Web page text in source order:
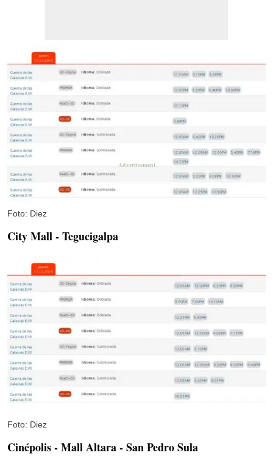
Foto: Diez
City Mall - Tegucigalpa
Foto: Diez
Cinépolis - Mall Altara - San Pedro Sula